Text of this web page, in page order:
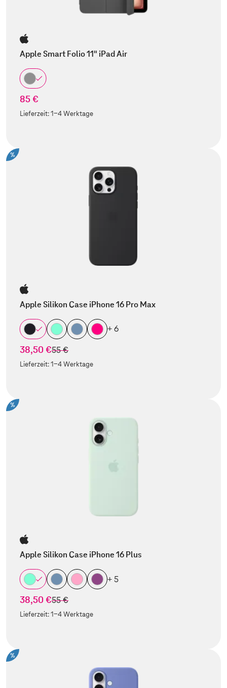
Apple Smart Folio 11" iPad Air
85 €
Lieferzeit:1-4 Werktage
%
Apple Silikon Case iPhone 16 Pro Max
+ 6
38,50 €statt
55 €
Lieferzeit:1-4 Werktage
%
Apple Silikon Case iPhone 16 Plus
+ 5
38,50 €statt
55 €
Lieferzeit:1-4 Werktage
%